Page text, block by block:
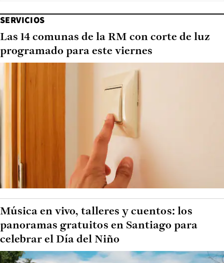
SERVICIOS
Las 14 comunas de la RM con corte de luz
programado para este viernes
Música en vivo, talleres y cuentos: los
panoramas gratuitos en Santiago para
celebrar el Día del Niño